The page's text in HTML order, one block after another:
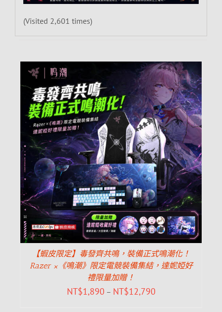
(Visited 2,601 times)
【蝦皮限定】毒發齊共鳴，裝備正式鳴潮化！
Razer ×《鳴潮》限定電競裝備集結，達妮婭好
禮限量加贈！
NT$1,890 – NT$12,790